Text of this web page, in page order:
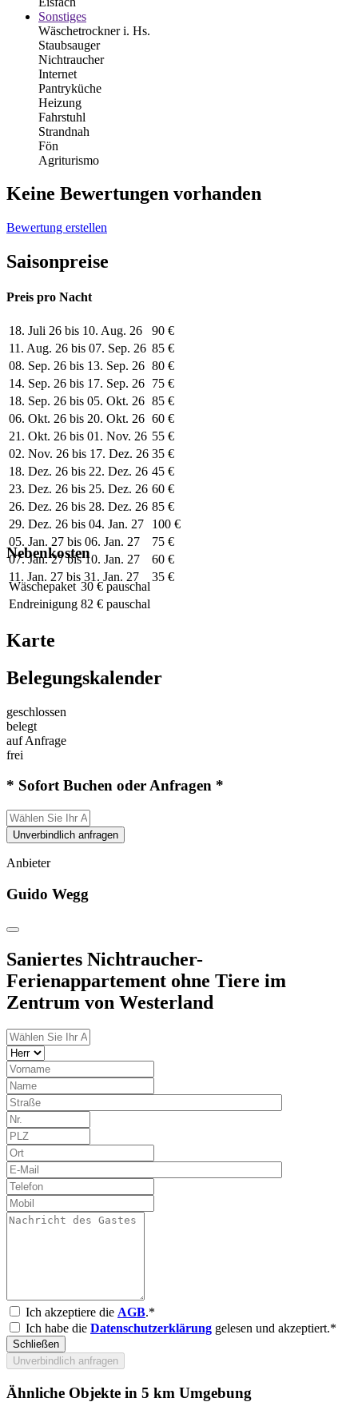
Sonstiges
Wäschetrockner i. Hs.
Staubsauger
Nichtraucher
Internet
Pantryküche
Heizung
Fahrstuhl
Strandnah
Fön
Agriturismo
Keine Bewertungen vorhanden
Bewertung erstellen
Saisonpreise
Preis pro Nacht
18. Juli 26 bis 10. Aug. 26
90 €
11. Aug. 26 bis 07. Sep. 26 85 €
08. Sep. 26 bis 13. Sep. 26 80 €
14. Sep. 26 bis 17. Sep. 26 75 €
18. Sep. 26 bis 05. Okt. 26 85 €
06. Okt. 26 bis 20. Okt. 26 60 €
21. Okt. 26 bis 01. Nov. 26 55 €
02. Nov. 26 bis 17. Dez. 26 35 €
18. Dez. 26 bis 22. Dez. 26 45 €
23. Dez. 26 bis 25. Dez. 26 60 €
26. Dez. 26 bis 28. Dez. 26 85 €
29. Dez. 26 bis 04. Jan. 27
100 €
05. Jan. 27 bis 06. Jan. 27
75 €
07. Jan. 27 bis 10. Jan. 27
60 €
11. Jan. 27 bis 31. Jan. 27
35 €
Nebenkosten
Wäschepaket 30 € pauschal
Endreinigung 82 € pauschal
Karte
Belegungskalender
geschlossen
belegt
auf Anfrage
frei
* Sofort Buchen oder Anfragen *
Unverbindlich anfragen
Anbieter
Guido Wegg
Saniertes Nichtraucher-
Ferienappartement ohne Tiere im
Zentrum von Westerland
Ich akzeptiere die AGB.*
Ich habe die Datenschutzerklärung gelesen und akzeptiert.*
Schließen
Unverbindlich anfragen
Ähnliche Objekte in 5 km Umgebung